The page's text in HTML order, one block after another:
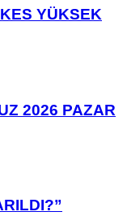
YÜKSEK
2026 PAZAR